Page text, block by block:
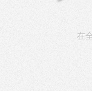
在